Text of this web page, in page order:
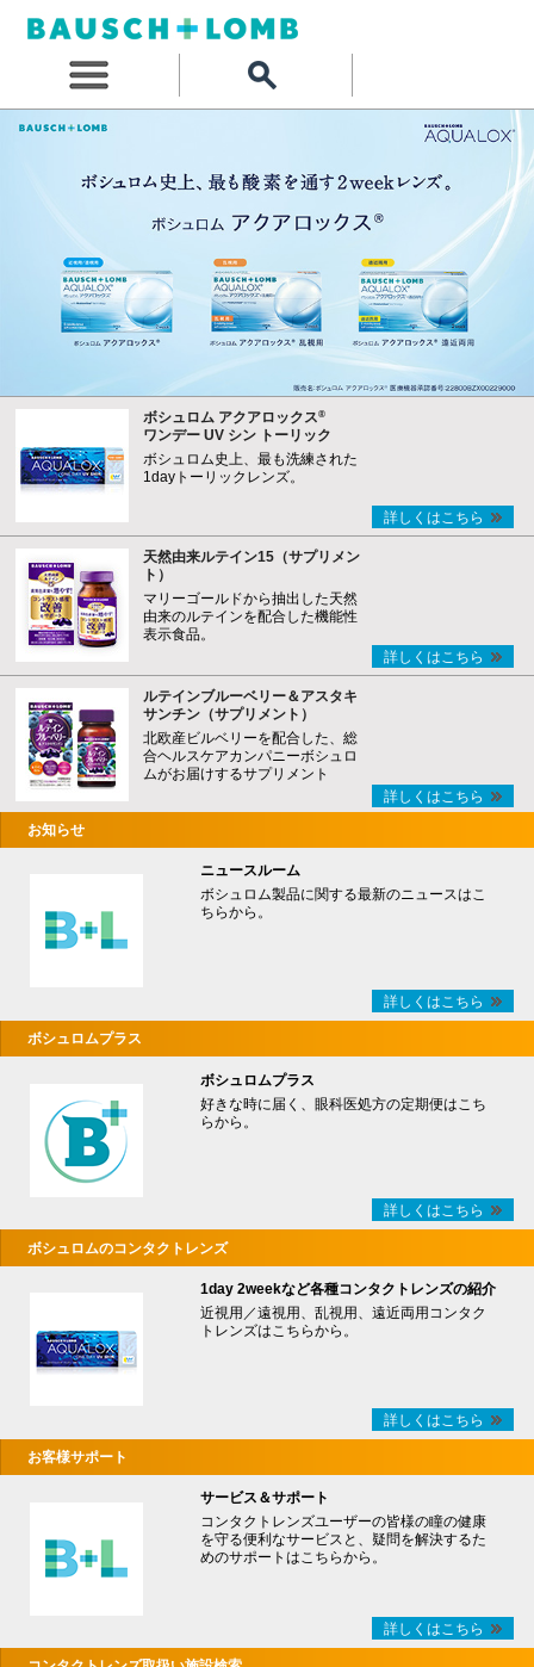
ボシュロム アクアロックス®
ワンデー UV シン トーリック
ボシュロム史上、最も洗練された
1dayトーリックレンズ。
詳しくはこちら
天然由来ルテイン15（サプリメン
ト）
マリーゴールドから抽出した天然
由来のルテインを配合した機能性
表示食品。
詳しくはこちら
ルテインブルーベリー＆アスタキ
サンチン（サプリメント）
北欧産ビルベリーを配合した、総
合ヘルスケアカンパニーボシュロ
ムがお届けするサプリメント
詳しくはこちら
お知らせ
ニュースルーム
ボシュロム製品に関する最新のニュースはこ
ちらから。
詳しくはこちら
ボシュロムプラス
ボシュロムプラス
好きな時に届く、眼科医処方の定期便はこち
らから。
詳しくはこちら
ボシュロムのコンタクトレンズ
1day 2weekなど各種コンタクトレンズの紹介
近視用／遠視用、乱視用、遠近両用コンタク
トレンズはこちらから。
詳しくはこちら
お客様サポート
サービス＆サポート
コンタクトレンズユーザーの皆様の瞳の健康
を守る便利なサービスと、疑問を解決するた
めのサポートはこちらから。
詳しくはこちら